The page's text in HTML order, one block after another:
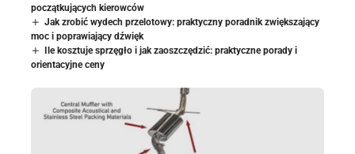
początkujących kierowców
Jak zrobić wydech przelotowy: praktyczny poradnik zwiększający
moc i poprawiający dźwięk
Ile kosztuje sprzęgło i jak zaoszczędzić: praktyczne porady i
orientacyjne ceny